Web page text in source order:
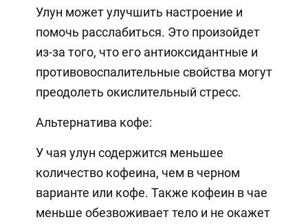
Улун может улучшить настроение и
помочь расслабиться. Это произойдет
из-за того, что его антиоксидантные и
противовоспалительные свойства могут
преодолеть окислительный стресс.
Альтернатива кофе:
У чая улун содержится меньшее
количество кофеина, чем в черном
варианте или кофе. Также кофеин в чае
меньше обезвоживает тело и не окажет